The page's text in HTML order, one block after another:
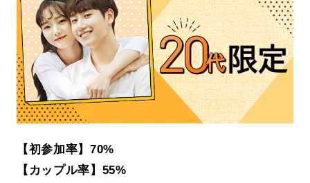
【初参加率】70%
【カップル率】55%